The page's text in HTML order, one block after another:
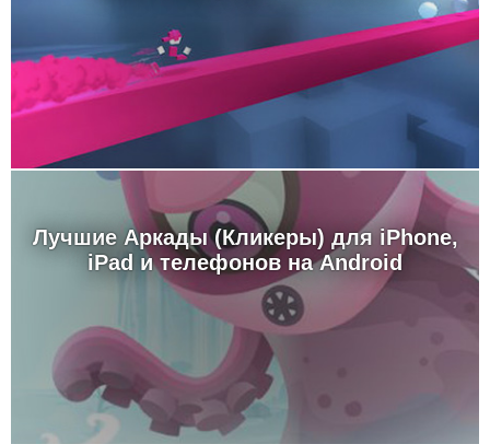
Лучшие Аркады (Кликеры) для iPhone,
iPad и телефонов на Android